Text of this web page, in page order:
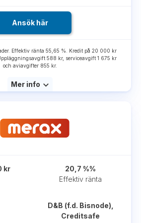
Ansök här
Effektiv ränta 55,65 %. Kredit på 20 000 kr
588 kr, serviceavgift 1 675 kr
och aviavgifter 855 kr.
Mer info
kr
Effektiv ränta
20,7 %%
D&B (f.d. Bisnode),
Creditsafe